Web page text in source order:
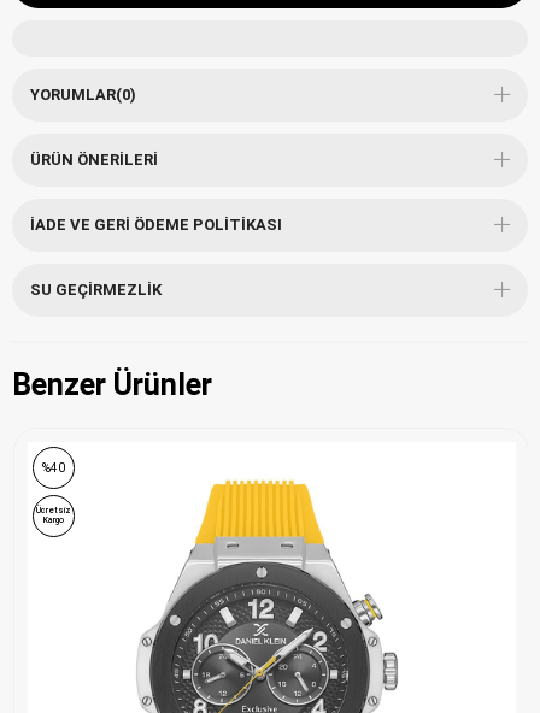
YORUMLAR(0)
ÜRÜN ÖNERILERI
İADE VE GERI ÖDEME POLITIKASI
SU GEÇIRMEZLIK
Benzer Ürünler
%40
Ücretsiz
Kargo